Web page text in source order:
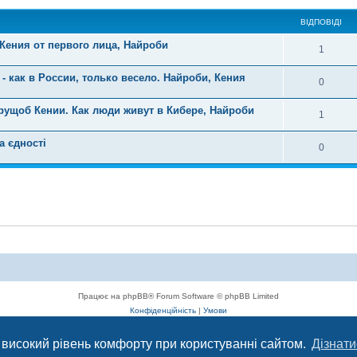
рівень комфорту при користуванні сайтом.
ВІДПОВІДІ
от первого лица, Найроби 1
в России, только весело. Найроби, Кения 0
Кении. Как люди живут в Кибере, Найроби 1
єдності 0
Працює на phpBB® Forum Software © phpBB Limited
Конфіденційність | Умови